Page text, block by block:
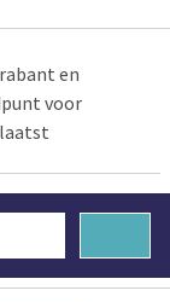
en
voor